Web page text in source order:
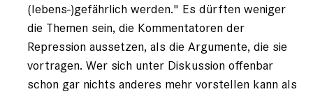
(lebens-)gefährlich werden." Es dürften weniger
die Themen sein, die Kommentatoren der
Repression aussetzen, als die Argumente, die sie
vortragen. Wer sich unter Diskussion offenbar
schon gar nichts anderes mehr vorstellen kann als